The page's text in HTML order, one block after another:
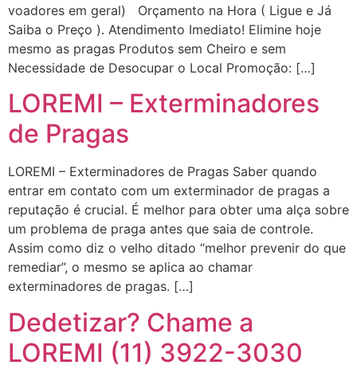
voadores em geral) Orçamento na Hora ( Ligue e Já
Saiba o Preço ). Atendimento Imediato! Elimine hoje
mesmo as pragas Produtos sem Cheiro e sem
Necessidade de Desocupar o Local Promoção: […]
LOREMI – Exterminadores
de Pragas
LOREMI – Exterminadores de Pragas Saber quando
entrar em contato com um exterminador de pragas a
reputação é crucial. É melhor para obter uma alça sobre
um problema de praga antes que saia de controle.
Assim como diz o velho ditado “melhor prevenir do que
remediar”, o mesmo se aplica ao chamar
exterminadores de pragas. […]
Dedetizar? Chame a
LOREMI (11) 3922-3030